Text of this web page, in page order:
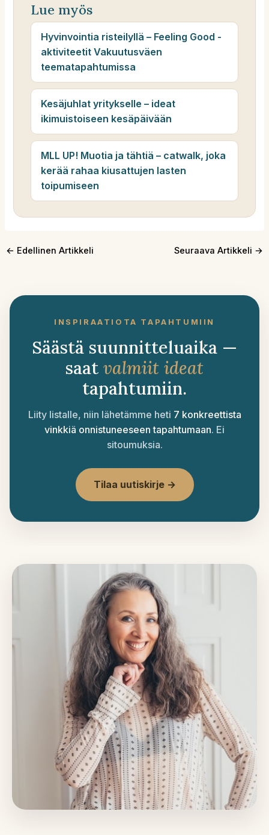
Lue myös
Hyvinvointia risteilyllä – Feeling Good -
aktiviteetit Vakuutusväen
teematapahtumissa
Kesäjuhlat yritykselle – ideat
ikimuistoiseen kesäpäivään
MLL UP! Muotia ja tähtiä – catwalk, joka
kerää rahaa kiusattujen lasten
toipumiseen
← Edellinen Artikkeli Seuraava Artikkeli →
INSPIRAATIOTA TAPAHTUMIIN
Säästä suunnitteluaika —
saat valmiit ideat
tapahtumiin.
Liity listalle, niin lähetämme heti 7 konkreettista
vinkkiä onnistuneeseen tapahtumaan. Ei
sitoumuksia.
Tilaa uutiskirje →